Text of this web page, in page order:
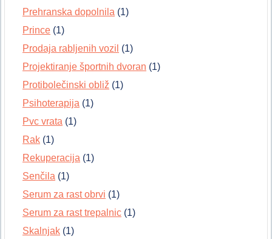
Prehranska dopolnila (1)
Prince (1)
Prodaja rabljenih vozil (1)
Projektiranje športnih dvoran (1)
Protibolečinski obliž (1)
Psihoterapija (1)
Pvc vrata (1)
Rak (1)
Rekuperacija (1)
Senčila (1)
Serum za rast obrvi (1)
Serum za rast trepalnic (1)
Skalnjak (1)